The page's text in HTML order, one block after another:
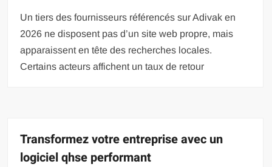
Un tiers des fournisseurs référencés sur Adivak en
2026 ne disposent pas d’un site web propre, mais
apparaissent en tête des recherches locales.
Certains acteurs affichent un taux de retour
Transformez votre entreprise avec un
logiciel qhse performant